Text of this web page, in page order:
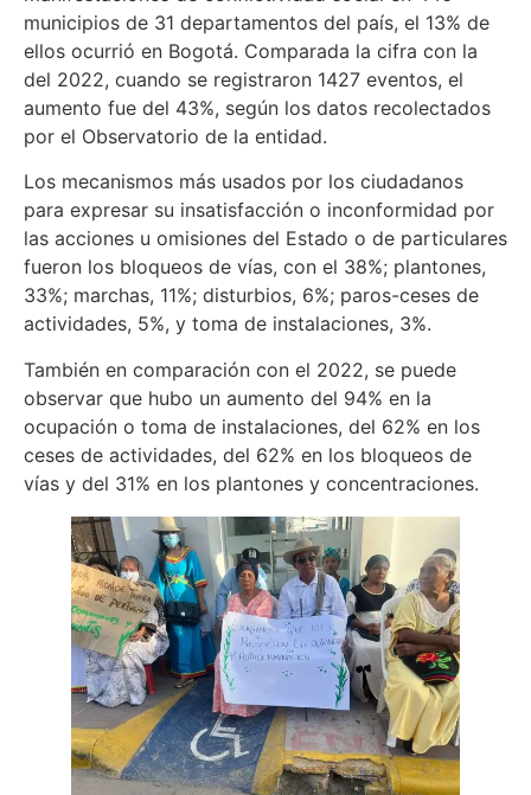
municipios de 31 departamentos del país, el 13% de
ellos ocurrió en Bogotá. Comparada la cifra con la
del 2022, cuando se registraron 1427 eventos, el
aumento fue del 43%, según los datos recolectados
por el Observatorio de la entidad.
Los mecanismos más usados por los ciudadanos
para expresar su insatisfacción o inconformidad por
las acciones u omisiones del Estado o de particulares
fueron los bloqueos de vías, con el 38%; plantones,
33%; marchas, 11%; disturbios, 6%; paros-ceses de
actividades, 5%, y toma de instalaciones, 3%.
También en comparación con el 2022, se puede
observar que hubo un aumento del 94% en la
ocupación o toma de instalaciones, del 62% en los
ceses de actividades, del 62% en los bloqueos de
vías y del 31% en los plantones y concentraciones.